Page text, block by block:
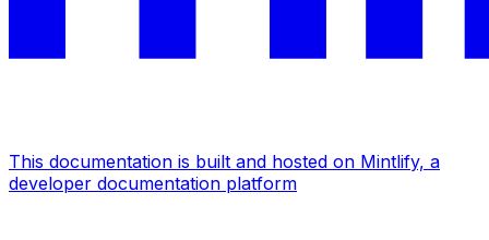
This documentation is built and hosted on Mintlify, a
developer documentation platform